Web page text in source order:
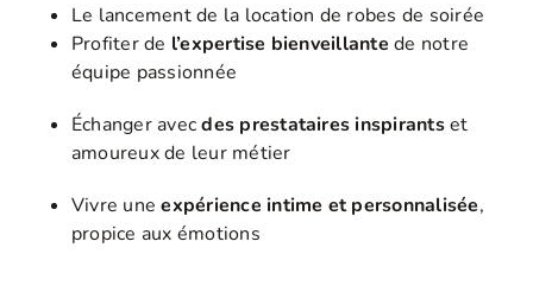
Le lancement de la location de robes de soirée
Profiter de l’expertise bienveillante de notre
équipe passionnée
Échanger avecdes prestataires inspirantset
amoureux de leur métier
Vivre uneexpérience intime et personnalisée,
propice aux émotions